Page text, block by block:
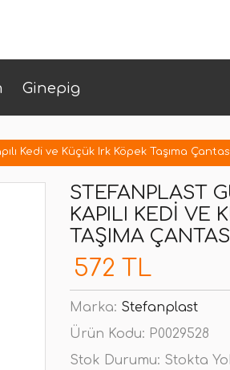
Ginepig
Kedi ve Küçük Irk Köpek Taşıma
STEFANPLAST
KAPILI KEDI VE
TAŞIMA
572 TL
Marka: Stefanplast
Ürün Kodu: P0029528
Stok Durumu: Stokta